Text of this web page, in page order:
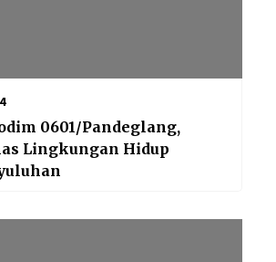
0601/Pandeglang,
Lingkungan Hidup